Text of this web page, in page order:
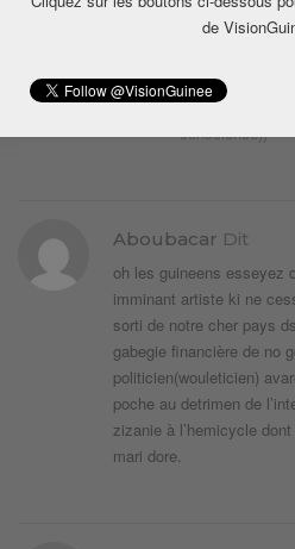
raggae alors si
poche. (( la
le mouvement
conscience))
Aboubacar Dit
oh les guineens esseyez
imminant artiste ki ne
sorti de notre cher pays
gabegie financière de no
politicien(wouleticien)
poche au detrimen de
zizanie à l’hemicycle
mari dore.
de